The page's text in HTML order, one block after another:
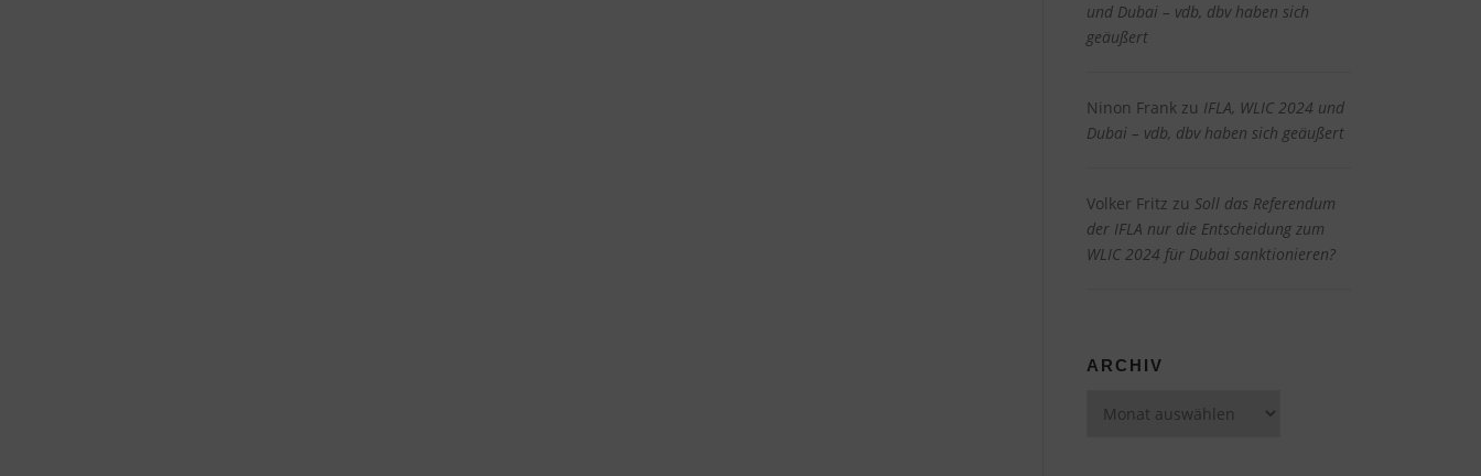
und Dubai – vdb, dbv haben sich
geäußert
Ninon Frank zu IFLA, WLIC 2024 und
Dubai – vdb, dbv haben sich geäußert
Volker Fritz zu Soll das Referendum
der IFLA nur die Entscheidung zum
WLIC 2024 für Dubai sanktionieren?
ARCHIV